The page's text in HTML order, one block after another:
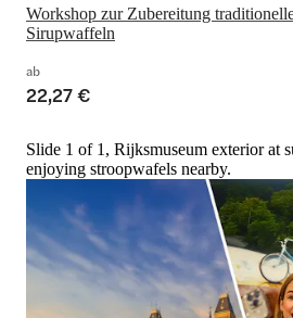
Workshop zur Zubereitung
Sirupwaffeln
ab
22,27 €
Slide 1 of 1, Rijksmuseum exterior at
enjoying stroopwafels nearby.